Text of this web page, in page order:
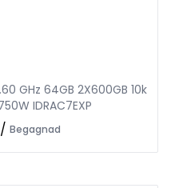
GHz 64GB 2X600GB 10k
IDRAC7EXP
/ Begagnad